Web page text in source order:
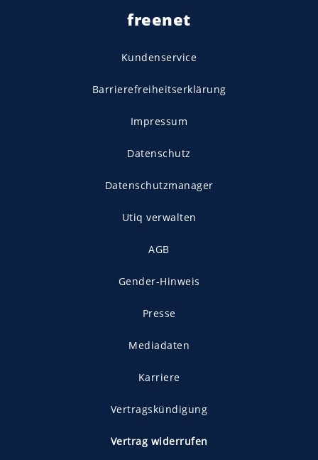
freenet
Kundenservice
Barrierefreiheitserklärung
Impressum
Datenschutz
Datenschutzmanager
Utiq verwalten
AGB
Gender-Hinweis
Presse
Mediadaten
Karriere
Vertragskündigung
Vertrag widerrufen